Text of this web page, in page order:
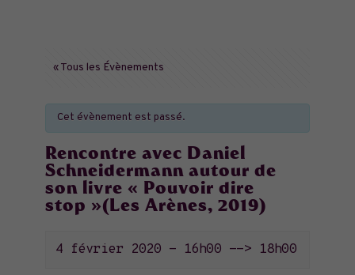
« Tous les Évènements
Cet évènement est passé.
Rencontre avec Daniel
Schneidermann autour de
son livre « Pouvoir dire
stop »(Les Arènes, 2019)
4 février 2020 - 16h00 --> 18h00